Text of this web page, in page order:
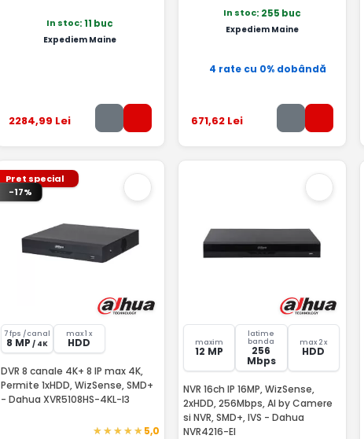
In stoc: 11 buc
Expediem Maine
2284,99 Lei
In stoc: 255 buc
Expediem Maine
4 rate cu 0% dobândă
671,62Lei
Pret special
-17%
7 fps /canal
8 MP / 4K
max 1 x
HDD
DVR 8 canale 4K+ 8 IP max 4K,
Permite 1xHDD, WizSense, SMD+
- Dahua XVR5108HS-4KL-I3
5,0
maxim
12 MP
latime
banda
256
Mbps
max 2 x
HDD
NVR 16ch IP 16MP, WizSense,
2xHDD, 256Mbps, AI by Camere
si NVR, SMD+, IVS - Dahua
NVR4216-EI